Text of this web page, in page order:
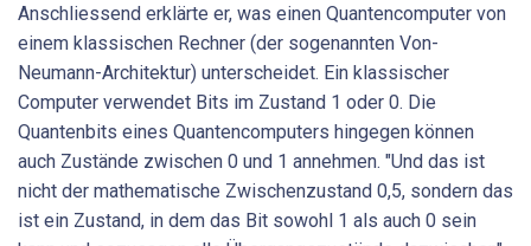
Anschliessend erklärte er, was einen Quantencomputer von
einem klassischen Rechner (der sogenannten Von-
Neumann-Architektur) unterscheidet. Ein klassischer
Computer verwendet Bits im Zustand 1 oder 0. Die
Quantenbits eines Quantencomputers hingegen können
auch Zustände zwischen 0 und 1 annehmen. "Und das ist
nicht der mathematische Zwischenzustand 0,5, sondern das
ist ein Zustand, in dem das Bit sowohl 1 als auch 0 sein